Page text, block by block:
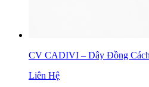
CV CADIVI – Dây Đồng
Liên Hệ